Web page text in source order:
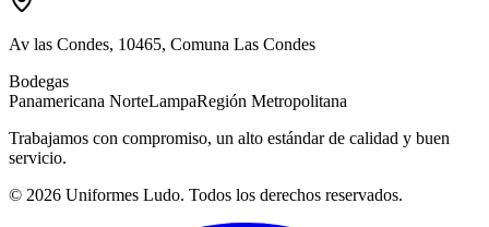
Av las Condes, 10465, Comuna Las Condes
Bodegas
Panamericana NorteLampaRegión Metropolitana
Trabajamos con compromiso, un alto estándar de calidad y buen
servicio.
© 2026 Uniformes Ludo. Todos los derechos reservados.